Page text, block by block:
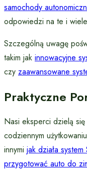
samochody
odpowiedzi na te i
Szczególną uwagę
takim jak innowacyjne
czy zaawansowane
Praktyczne
Nasi eksperci dzielą
codziennym
innymi jak działa system
przygotować auto do